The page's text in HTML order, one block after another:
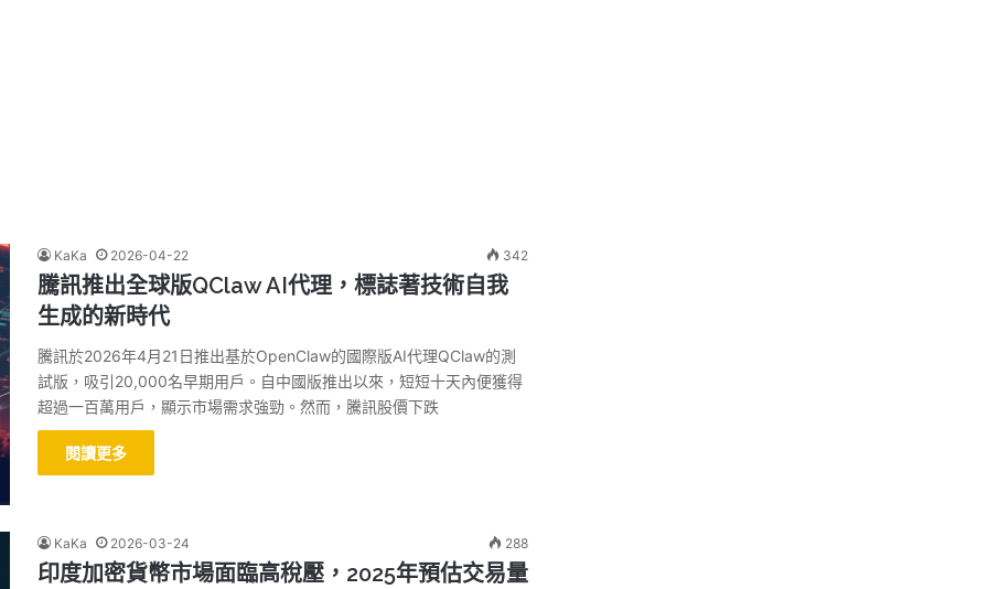
KaKa 2026-04-22 342
騰訊推出全球版QClaw AI代理，標誌著技術自我
生成的新時代
騰訊於2026年4月21日推出基於OpenClaw的國際版AI代理QClaw的測
試版，吸引20,000名早期用戶。自中國版推出以來，短短十天內便獲得
超過一百萬用戶，顯示市場需求強勁。然而，騰訊股價下跌
閱讀更多
KaKa 2026-03-24 288
印度加密貨幣市場面臨高稅壓，2025年預估交易量